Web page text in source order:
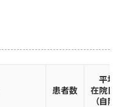
患者数
平均
在院日
（自院）